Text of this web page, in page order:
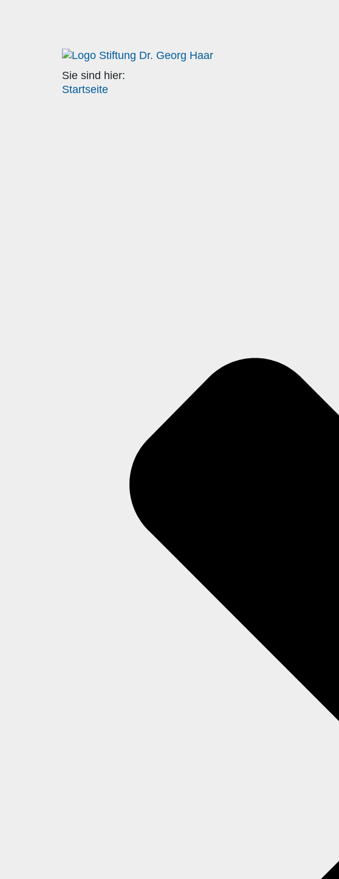
Sie sind hier:
Startseite